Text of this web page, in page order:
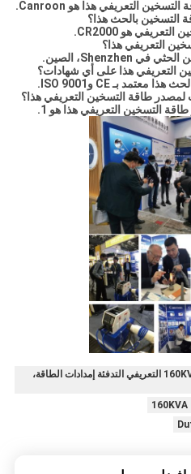
160KVA التعريفي إمدادات الطاقة، 160KVA التعريفي التدفئة إمدادات الطاقة،